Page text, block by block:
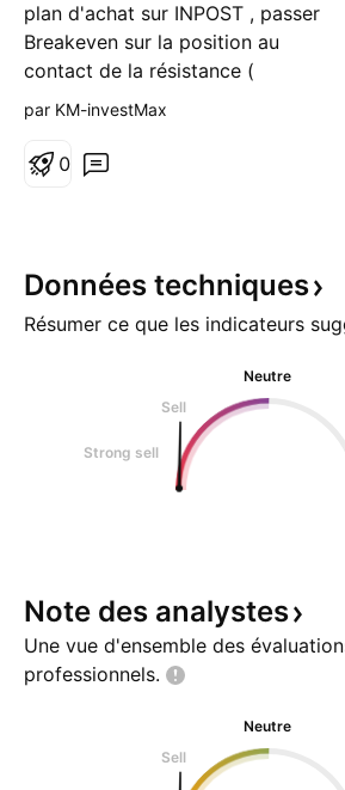
plan d'achat sur INPOST , passer
Breakeven sur la position au
contact de la résistance (
rectangle rouge) target 16
par KM-investMax
0
Données techniques
Résumer ce que les indicateurs
Neutre
Sell
Strong sell
Note des analystes
Une vue d'ensemble des
professionnels.
Neutre
Sell